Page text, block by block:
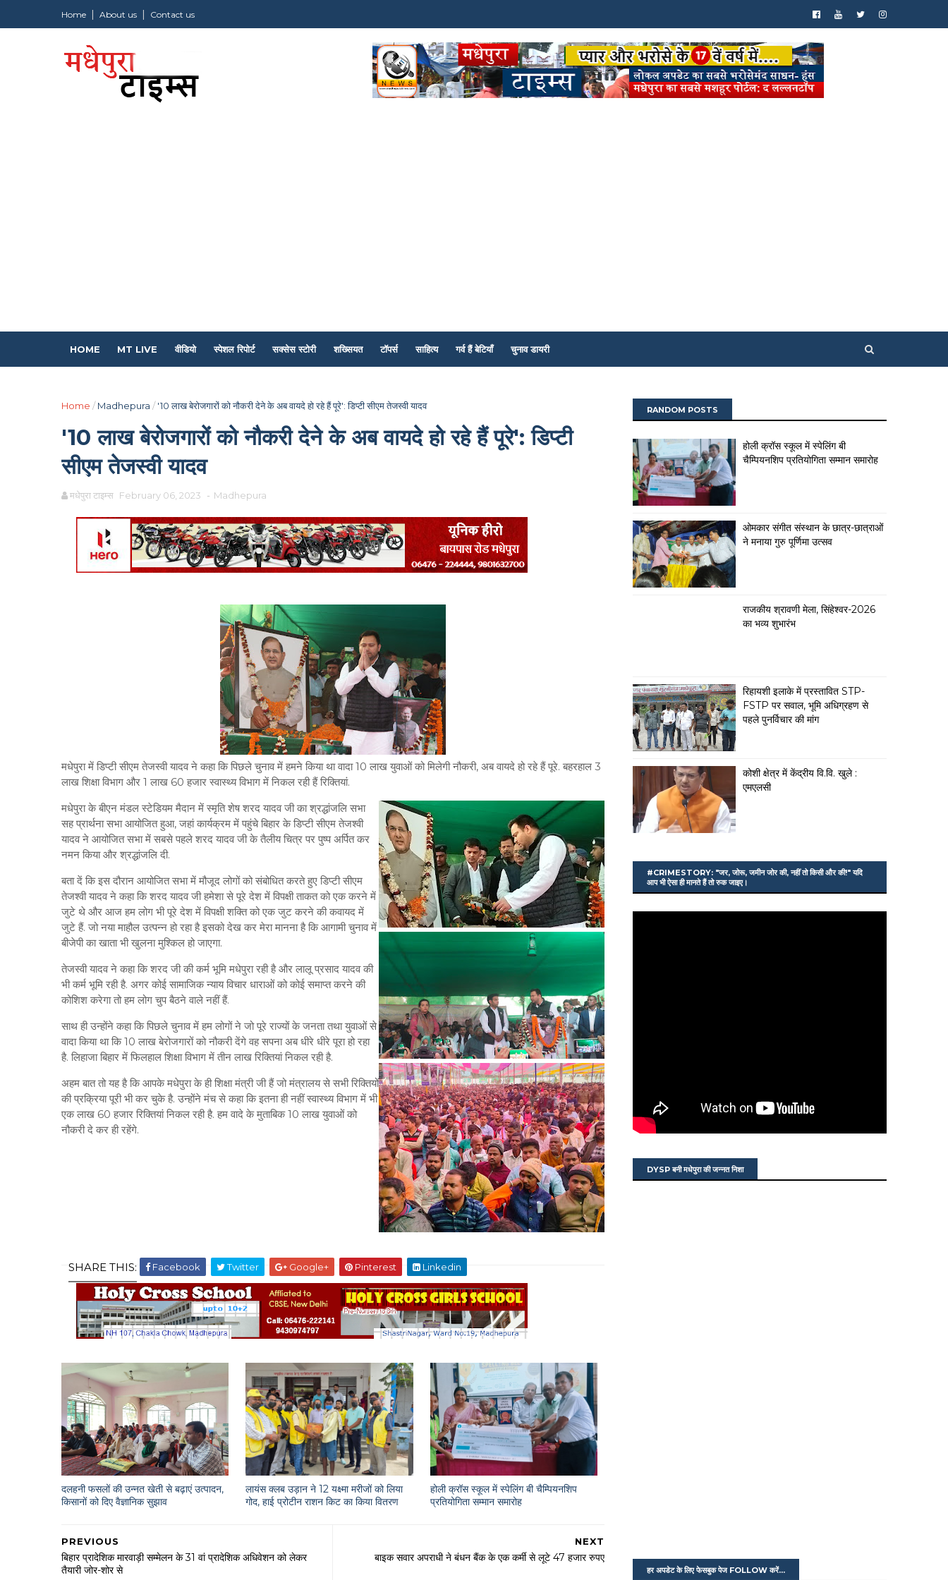
Home About us Contact us
HOME MT LIVE वीडियो स्पेशल रिपोर्ट सक्सेस स्टोरी शख्सियत टॉपर्स साहित्य गर्व हैं बेटियाँ चुनाव डायरी
Home / Madhepura / '10 लाख बेरोजगारों को नौकरी देने के अब वायदे हो रहे हैं पूरे': डिप्टी सीएम तेजस्वी यादव
'10 लाख बेरोजगारों को नौकरी देने के अब वायदे हो रहे हैं पूरे': डिप्टी
सीएम तेजस्वी यादव
मधेपुरा टाइम्स February 06, 2023 - Madhepura
मधेपुरा में डिप्टी सीएम तेजस्वी यादव ने कहा कि पिछले चुनाव में हमने किया था वादा 10 लाख युवाओं को मिलेगी नौकरी, अब वायदे हो रहे हैं पूरे. बहरहाल 3
लाख शिक्षा विभाग और 1 लाख 60 हजार स्वास्थ्य विभाग में निकल रही हैं रिक्तियां.
मधेपुरा के बीएन मंडल स्टेडियम मैदान में स्मृति शेष शरद यादव जी का श्रद्धांजलि सभा
सह प्रार्थना सभा आयोजित हुआ, जहां कार्यक्रम में पहुंचे बिहार के डिप्टी सीएम तेजश्वी
यादव ने आयोजित सभा में सबसे पहले शरद यादव जी के तैलीय चित्र पर पुष्प अर्पित कर
नमन किया और श्रद्धांजलि दी.
बता दें कि इस दौरान आयोजित सभा में मौजूद लोगों को संबोधित करते हुए डिप्टी सीएम
तेजश्वी यादव ने कहा कि शरद यादव जी हमेशा से पूरे देश में विपक्षी ताकत को एक करने में
जुटे थे और आज हम लोग भी पूरे देश में विपक्षी शक्ति को एक जुट करने की कवायद में
जुटे हैं. जो नया माहौल उत्पन्न हो रहा है इसको देख कर मेरा मानना है कि आगामी चुनाव में
बीजेपी का खाता भी खुलना मुश्किल हो जाएगा.
तेजस्वी यादव ने कहा कि शरद जी की कर्म भूमि मधेपुरा रही है और लालू प्रसाद यादव की
भी कर्म भूमि रही है. अगर कोई सामाजिक न्याय विचार धाराओं को कोई समाप्त करने की
कोशिश करेगा तो हम लोग चुप बैठने वाले नहीं हैं.
साथ ही उन्होंने कहा कि पिछले चुनाव में हम लोगों ने जो पूरे राज्यों के जनता तथा युवाओं से
वादा किया था कि 10 लाख बेरोजगारों को नौकरी देंगे वह सपना अब धीरे धीरे पूरा हो रहा
है. लिहाजा बिहार में फिलहाल शिक्षा विभाग में तीन लाख रिक्तियां निकल रही है.
अहम बात तो यह है कि आपके मधेपुरा के ही शिक्षा मंत्री जी हैं जो मंत्रालय से सभी रिक्तियों
की प्रक्रिया पूरी भी कर चुके है. उन्होंने मंच से कहा कि इतना ही नहीं स्वास्थ्य विभाग में भी
एक लाख 60 हजार रिक्तियां निकल रही है. हम वादे के मुताबिक 10 लाख युवाओं को
नौकरी दे कर ही रहेंगे.
SHARE THIS: Facebook Twitter Google+ Pinterest Linkedin
दलहनी फसलों की उन्नत खेती से बढ़ाएं उत्पादन,
किसानों को दिए वैज्ञानिक सुझाव
लायंस क्लब उड़ान ने 12 यक्ष्मा मरीजों को लिया
गोद, हाई प्रोटीन राशन किट का किया वितरण
होली क्रॉस स्कूल में स्पेलिंग बी चैम्पियनशिप
प्रतियोगिता सम्मान समारोह
NEXT
बाइक सवार अपराधी ने बंधन बैंक के एक कर्मी से लूटे 47 हजार रुपए
PREVIOUS
बिहार प्रादेशिक मारवाड़ी सम्मेलन के 31 वां प्रादेशिक अधिवेशन को लेकर
तैयारी जोर-शोर से
RANDOM POSTS
होली क्रॉस स्कूल में स्पेलिंग बी
चैम्पियनशिप प्रतियोगिता सम्मान समारोह
ओमकार संगीत संस्थान के छात्र-छात्राओं
ने मनाया गुरु पूर्णिमा उत्सव
राजकीय श्रावणी मेला, सिंहेश्वर-2026
का भव्य शुभारंभ
रिहायशी इलाके में प्रस्तावित STP-
FSTP पर सवाल, भूमि अधिग्रहण से
पहले पुनर्विचार की मांग
कोशी क्षेत्र में केंद्रीय वि.वि. खुले :
एमएलसी
#CRIMESTORY: "जर, जोरू, जमीन जोर की, नहीं तो किसी और की!" यदि
आप भी ऐसा ही मानते हैं तो रुक जाइए।
DYSP बनी मधेपुरा की जन्नत निशा
हर अपडेट के लिए फेसबुक पेज FOLLOW करें...